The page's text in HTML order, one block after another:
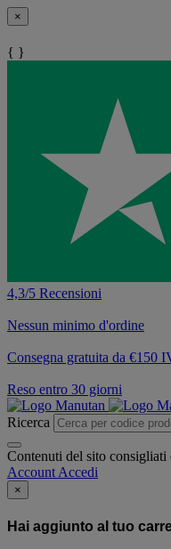
×
{ }
4,3/5 Recensioni
Nessun minimo d'ordine
Consegna gratuita da €150
Reso entro 30 giorni
Ricerca
Contenuti del sito consigliati
Account Accedi
×
Hai aggiunto al tuo